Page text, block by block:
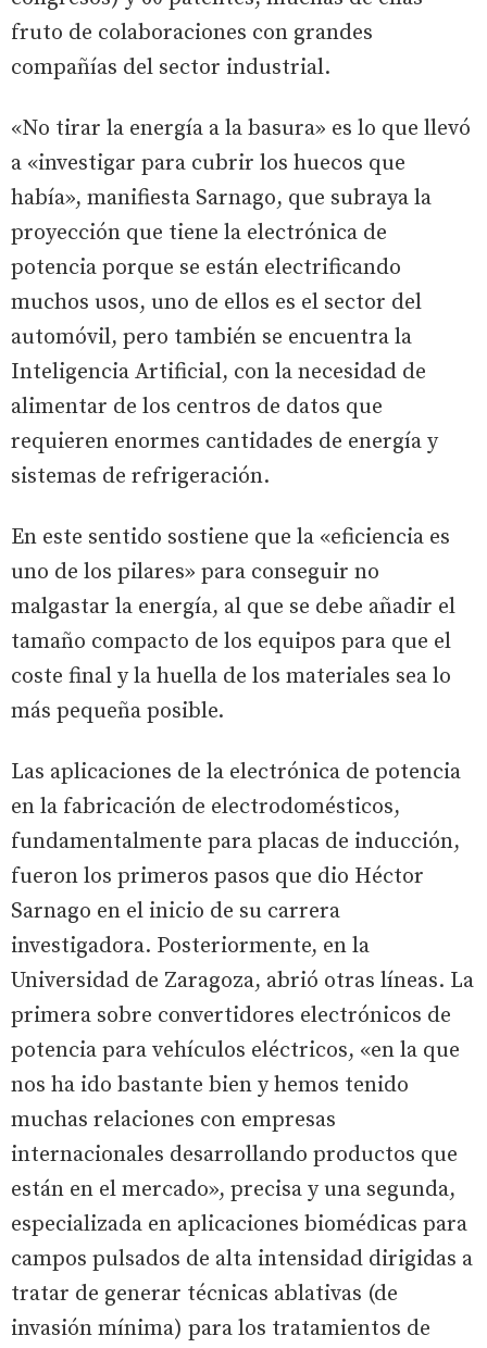
fruto de colaboraciones con grandes
compañías del sector industrial.
«No tirar la energía a la basura» es lo que llevó
a «investigar para cubrir los huecos que
había», manifiesta Sarnago, que subraya la
proyección que tiene la electrónica de
potencia porque se están electrificando
muchos usos, uno de ellos es el sector del
automóvil, pero también se encuentra la
Inteligencia Artificial, con la necesidad de
alimentar de los centros de datos que
requieren enormes cantidades de energía y
sistemas de refrigeración.
En este sentido sostiene que la «eficiencia es
uno de los pilares» para conseguir no
malgastar la energía, al que se debe añadir el
tamaño compacto de los equipos para que el
coste final y la huella de los materiales sea lo
más pequeña posible.
Las aplicaciones de la electrónica de potencia
en la fabricación de electrodomésticos,
fundamentalmente para placas de inducción,
fueron los primeros pasos que dio Héctor
Sarnago en el inicio de su carrera
investigadora. Posteriormente, en la
Universidad de Zaragoza, abrió otras líneas. La
primera sobre convertidores electrónicos de
potencia para vehículos eléctricos, «en la que
nos ha ido bastante bien y hemos tenido
muchas relaciones con empresas
internacionales desarrollando productos que
están en el mercado», precisa y una segunda,
especializada en aplicaciones biomédicas para
campos pulsados de alta intensidad dirigidas a
tratar de generar técnicas ablativas (de
invasión mínima) para los tratamientos de